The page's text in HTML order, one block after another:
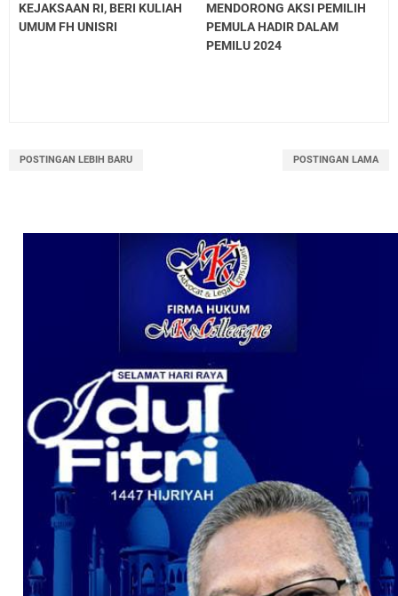
KEJAKSAAN RI, BERI KULIAH
UMUM FH UNISRI
MENDORONG AKSI PEMILIH
PEMULA HADIR DALAM
PEMILU 2024
POSTINGAN LEBIH BARU POSTINGAN LAMA